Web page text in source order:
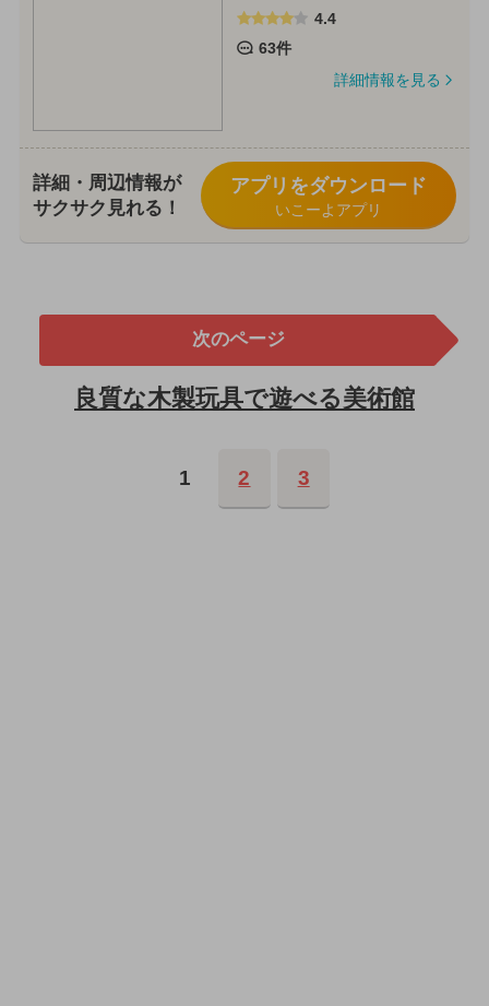
4.4
63件
詳細情報を見る
詳細・周辺情報が
サクサク見れる！
アプリをダウンロード
いこーよアプリ
次のページ
良質な木製玩具で遊べる美術館
1 2 3